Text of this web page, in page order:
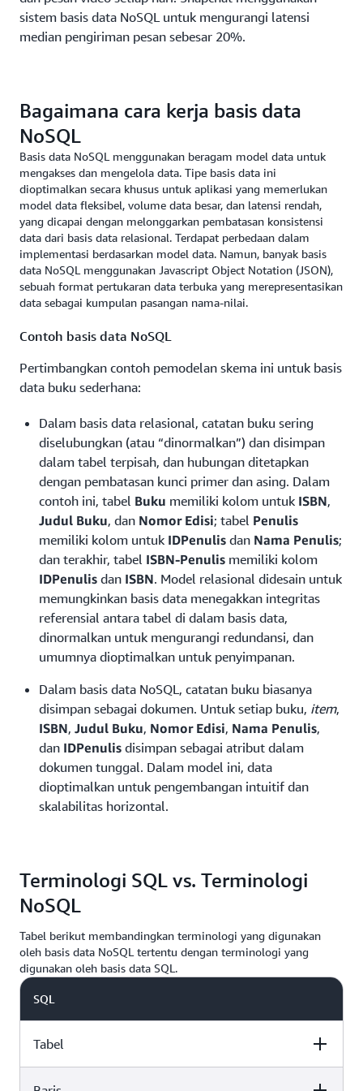
sistem basis data NoSQL untuk mengurangi latensi
median pengiriman pesan sebesar 20%.
Bagaimana cara kerja basis data
NoSQL
Basis data NoSQL menggunakan beragam model data untuk
mengakses dan mengelola data. Tipe basis data ini
dioptimalkan secara khusus untuk aplikasi yang memerlukan
model data fleksibel, volume data besar, dan latensi rendah,
yang dicapai dengan melonggarkan pembatasan konsistensi
data dari basis data relasional. Terdapat perbedaan dalam
implementasi berdasarkan model data. Namun, banyak basis
data NoSQL menggunakan Javascript Object Notation (JSON),
sebuah format pertukaran data terbuka yang merepresentasikan
data sebagai kumpulan pasangan nama-nilai.
Contoh basis data NoSQL
Pertimbangkan contoh pemodelan skema ini untuk basis
data buku sederhana:
Dalam basis data relasional, catatan buku sering
diselubungkan (atau “dinormalkan”) dan disimpan
dalam tabel terpisah, dan hubungan ditetapkan
dengan pembatasan kunci primer dan asing. Dalam
contoh ini, tabel Buku memiliki kolom untuk ISBN,
Judul Buku, dan Nomor Edisi; tabel Penulis
memiliki kolom untuk IDPenulis dan Nama Penulis;
dan terakhir, tabel ISBN-Penulis memiliki kolom
IDPenulis dan ISBN. Model relasional didesain untuk
memungkinkan basis data menegakkan integritas
referensial antara tabel di dalam basis data,
dinormalkan untuk mengurangi redundansi, dan
umumnya dioptimalkan untuk penyimpanan.
Dalam basis data NoSQL, catatan buku biasanya
disimpan sebagai dokumen. Untuk setiap buku, item,
ISBN, Judul Buku, Nomor Edisi, Nama Penulis,
dan IDPenulis disimpan sebagai atribut dalam
dokumen tunggal. Dalam model ini, data
dioptimalkan untuk pengembangan intuitif dan
skalabilitas horizontal.
Terminologi SQL vs. Terminologi
NoSQL
Tabel berikut membandingkan terminologi yang digunakan
oleh basis data NoSQL tertentu dengan terminologi yang
digunakan oleh basis data SQL.
SQL
Tabel